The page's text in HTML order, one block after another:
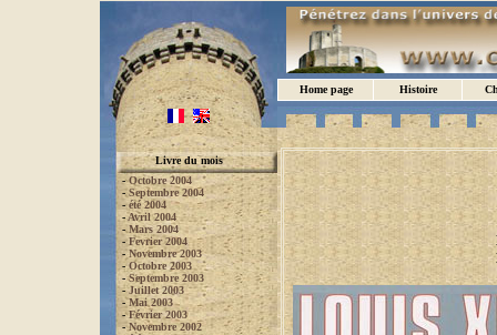
Home page Histoire
Livre du mois
-Octobre 2004
-Septembre 2004
-été 2004
-Avril 2004
-Mars 2004
-Fevrier 2004
-Novembre 2003
-Octobre 2003
-Septembre 2003
-Juillet 2003
-Mai 2003
-Février 2003
-Novembre 2002